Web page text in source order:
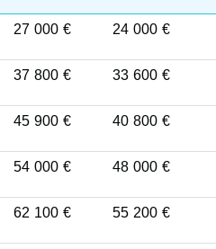
27 000 € 24 000 €
37 800 € 33 600 €
45 900 € 40 800 €
54 000 € 48 000 €
62 100 € 55 200 €